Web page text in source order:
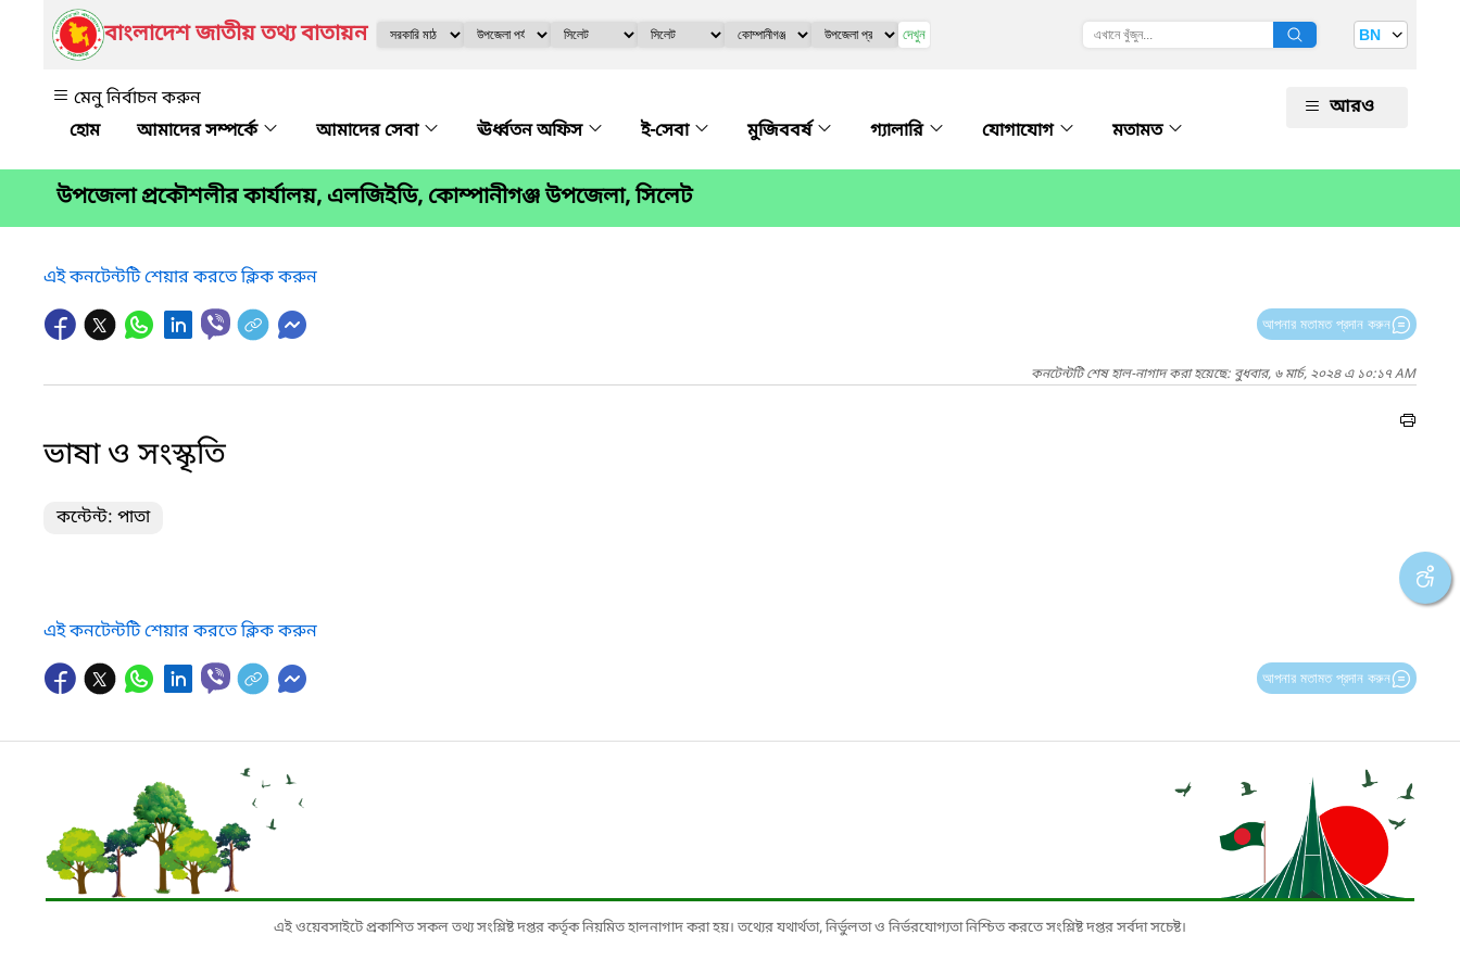
বাংলাদেশ জাতীয় তথ্য বাতায়ন দেখুন BN
মেনু নির্বাচন করুন
আমাদের সম্পর্কে
আমাদের সেবা ঊর্ধ্বতন অফিস ই-সেবা মুজিববর্ষ গ্যালারি যোগাযোগ মতামত
আরও
উপজেলা প্রকৌশলীর কার্যালয়, এলজিইডি, কোম্পানীগঞ্জ উপজেলা, সিলেট
এই কনটেন্টটি শেয়ার করতে ক্লিক করুন
আপনার মতামত প্রদান করুন
কনটেন্টটি শেষ হাল-নাগাদ করা হয়েছে: বুধবার, ৬ মার্চ, ২০২৪ এ ১০:১৭ AM
ভাষা ও সংস্কৃতি
কন্টেন্ট: পাতা
এই কনটেন্টটি শেয়ার করতে ক্লিক করুন
আপনার মতামত প্রদান করুন
এই ওয়েবসাইটে প্রকাশিত সকল তথ্য সংশ্লিষ্ট দপ্তর কর্তৃক নিয়মিত হালনাগাদ করা হয়। তথ্যের যথার্থতা, নির্ভুলতা ও নির্ভরযোগ্যতা নিশ্চিত করতে সংশ্লিষ্ট দপ্তর সর্বদা সচেষ্ট।